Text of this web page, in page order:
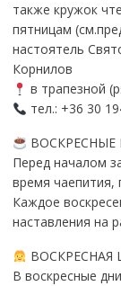
также кружок
пятницам
настоятель
Корнилов
в трапезной
тел.: +36 30
ВОСКРЕСНЫЕ
Перед началом
время чаепития,
Каждое
наставления на
ВОСКРЕСНАЯ
В воскресные